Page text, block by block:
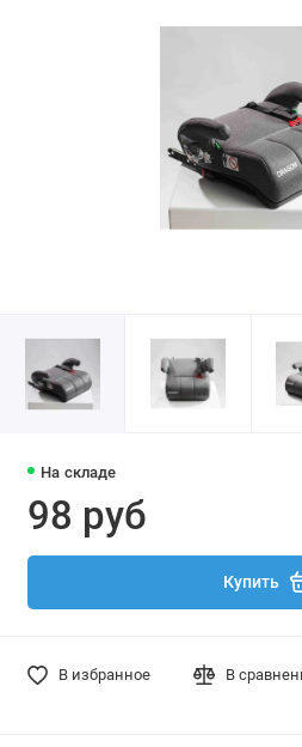
На складе
98 руб
Купить
В избранное В